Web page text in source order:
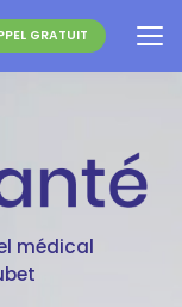
GRATUIT
médical